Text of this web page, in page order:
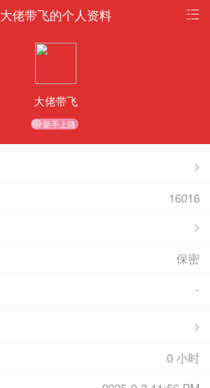
大佬带飞的个人资料
大佬带飞
新手上路
16016
保密
-
0 小时